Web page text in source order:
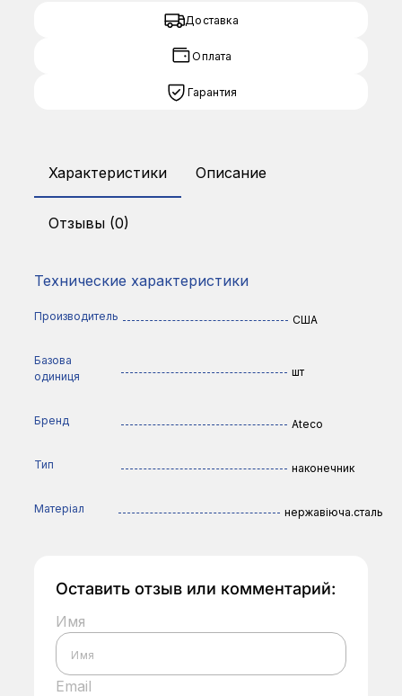
Доставка
Оплата
Гарантия
Характеристики Описание
Отзывы (0)
Технические характеристики
Производитель США
Базова
одиниця
шт
Бренд Ateco
Тип наконечник
Матеріал нержавіюча.сталь
Оставить отзыв или комментарий:
Имя
Email